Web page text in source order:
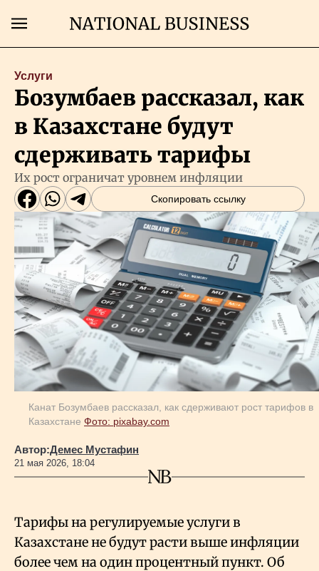
Главная
Бизнес
Рынки
Технологии
Власть
Геополитика
Исследования
Люди
О нас
Услуги
Бозумбаев рассказал, как
в Казахстане будут
сдерживать тарифы
Их рост ограничат уровнем инфляции
Скопировать ссылку
Канат Бозумбаев рассказал, как сдерживают рост тарифов в
Казахстане Фото: pixabay.com
Автор:Демес Мустафин
21 мая 2026, 18:04
Тарифы на регулируемые услуги в
Казахстане не будут расти выше инфляции
более чем на один процентный пункт. Об